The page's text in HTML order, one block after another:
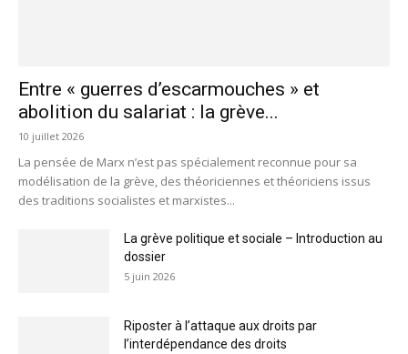
Entre « guerres d’escarmouches » et
abolition du salariat : la grève...
10 juillet 2026
La pensée de Marx n’est pas spécialement reconnue pour sa
modélisation de la grève, des théoriciennes et théoriciens issus
des traditions socialistes et marxistes...
La grève politique et sociale – Introduction au
dossier
5 juin 2026
Riposter à l’attaque aux droits par
l’interdépendance des droits